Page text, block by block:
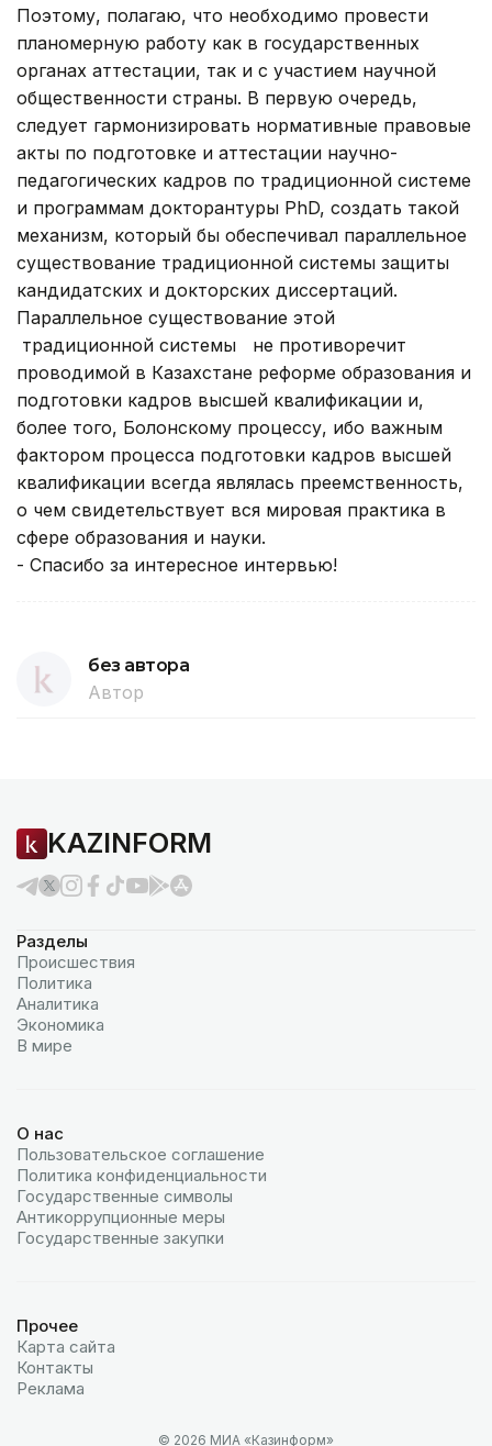
Поэтому, полагаю, что необходимо провести
планомерную работу как в государственных
органах аттестации, так и с участием научной
общественности страны. В первую очередь,
следует гармонизировать нормативные правовые
акты по подготовке и аттестации научно-
педагогических кадров по традиционной системе
и программам докторантуры PhD, создать такой
механизм, который бы обеспечивал параллельное
существование традиционной системы защиты
кандидатских и докторских диссертаций.
Параллельное существование этой
традиционной системы не противоречит
проводимой в Казахстане реформе образования и
подготовки кадров высшей квалификации и,
более того, Болонскому процессу, ибо важным
фактором процесса подготовки кадров высшей
квалификации всегда являлась преемственность,
о чем свидетельствует вся мировая практика в
сфере образования и науки.
- Спасибо за интересное интервью!
без автора
Автор
KAZINFORM
Разделы
Происшествия
Политика
Аналитика
Экономика
В мире
О нас
Пользовательское соглашение
Политика конфиденциальности
Государственные символы
Антикоррупционные меры
Государственные закупки
Прочее
Карта сайта
Контакты
Реклама
© 2026 МИА «Казинформ»